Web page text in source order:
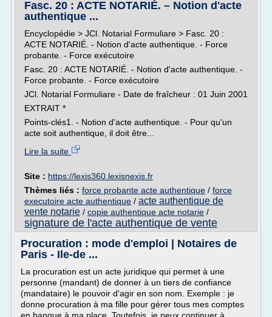
Fasc. 20 : ACTE NOTARIÉ. – Notion d'acte
authentique ...
Encyclopédie > JCl. Notarial Formuliare > Fasc. 20 :
ACTE NOTARIÉ. - Notion d'acte authentique. - Force
probante. - Force exécutoire
Fasc. 20 : ACTE NOTARIÉ. - Notion d'acte authentique. -
Force probante. - Force exécutoire
JCl. Notarial Formuliare - Date de fraîcheur : 01 Juin 2001
EXTRAIT *
Points-clés1. - Notion d'acte authentique. - Pour qu'un
acte soit authentique, il doit être...
Lire la suite
Site : https://lexis360.lexisnexis.fr
Thèmes liés : force probante acte authentique / force
executoire acte authentique / acte authentique de
vente notarie / copie authentique acte notarie /
signature de l'acte authentique de vente
Procuration : mode d'emploi | Notaires de
Paris - Ile-de ...
La procuration est un acte juridique qui permet à une
personne (mandant) de donner à un tiers de confiance
(mandataire) le pouvoir d'agir en son nom. Exemple : je
donne procuration à ma fille pour gérer tous mes comptes